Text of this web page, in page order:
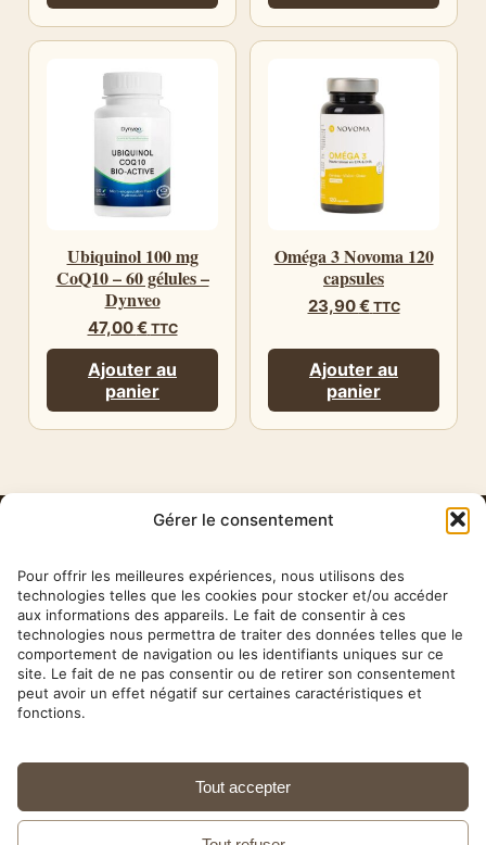
Gérer le consentement
Pour offrir les meilleures expériences, nous utilisons des
technologies telles que les cookies pour stocker et/ou accéder
aux informations des appareils. Le fait de consentir à ces
technologies nous permettra de traiter des données telles que le
comportement de navigation ou les identifiants uniques sur ce
site. Le fait de ne pas consentir ou de retirer son consentement
peut avoir un effet négatif sur certaines caractéristiques et
fonctions.
Tout accepter
Ubiquinol 100 mg
CoQ10 – 60 gélules –
Dynveo
47,00€ TTC
Ajouter au
panier
Oméga 3 Novoma 120
capsules
23,90€ TTC
Ajouter au
panier
BARONA
✉ contact@herbabarona.com
10 rue Théophile Roussel — 75012 Paris ·
01 43 42 43 80· Mardi au samedi, 9h30–18h30 ·